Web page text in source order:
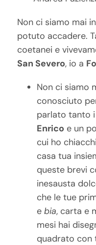
Non ci siamo mai
potuto accadere.
coetanei e
San Severo, io a
Non ci siamo
conosciuto
parlato tanto
Enrico e un
cui ho
casa tua
queste brevi
inesausta
che le tue
ebia, carta e
mesi hai
quadrato con